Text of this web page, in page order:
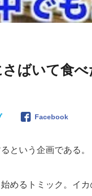
ばいて食
Facebook
という企画である。
めるトミック。イ